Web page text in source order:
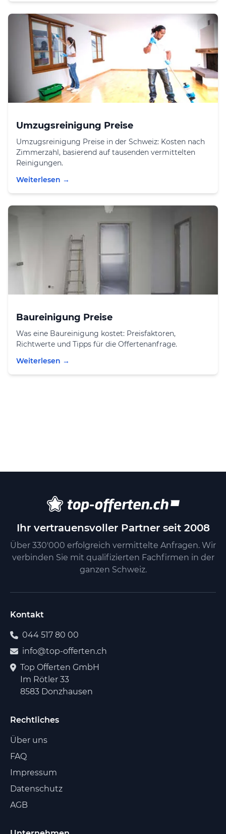
Umzugsreinigung Preise
Umzugsreinigung Preise in der Schweiz: Kosten nach
Zimmerzahl, basierend auf tausenden vermittelten
Reinigungen.
Weiterlesen →
Baureinigung Preise
Was eine Baureinigung kostet: Preisfaktoren,
Richtwerte und Tipps für die Offertenanfrage.
Weiterlesen →
Ihr vertrauensvoller Partner seit 2008
Über 330'000 erfolgreich vermittelte Anfragen. Wir
verbinden Sie mit qualifizierten Fachfirmen in der
ganzen Schweiz.
Kontakt
044 517 80 00
info@top-offerten.ch
Top Offerten GmbH
Im Rötler 33
8583 Donzhausen
Rechtliches
Über uns
FAQ
Impressum
Datenschutz
AGB